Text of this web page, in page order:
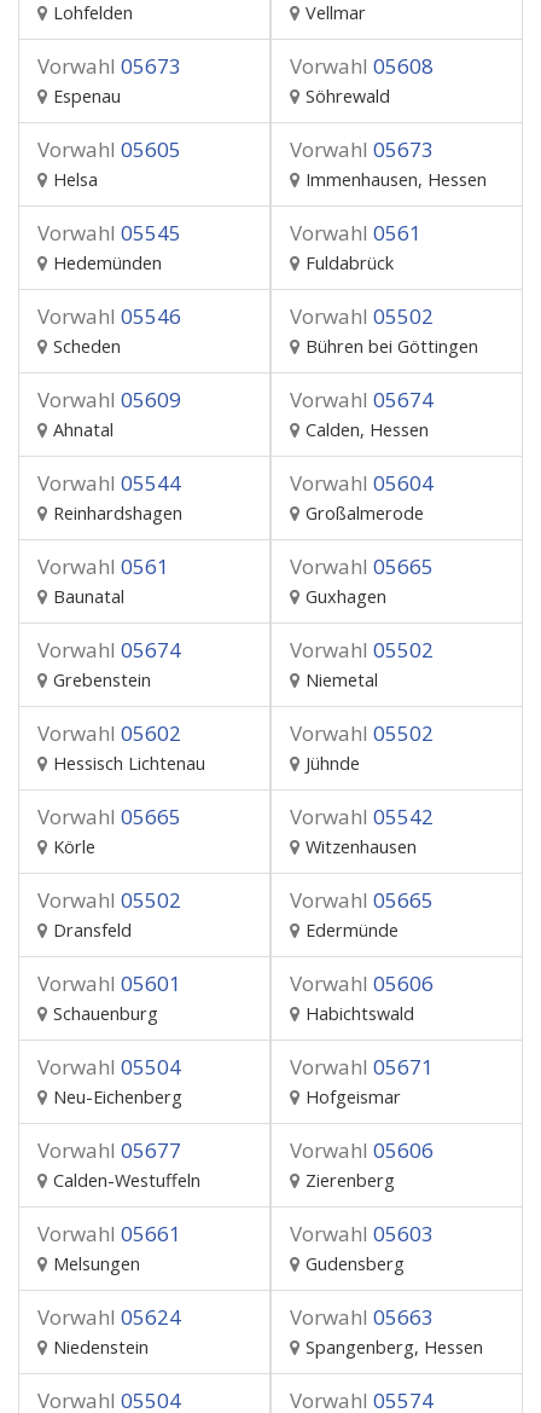
Lohfelden Vellmar
Vorwahl 05673
Espenau
Vorwahl 05608
Söhrewald
Vorwahl 05605
Helsa
Vorwahl 05673
Immenhausen, Hessen
Vorwahl 05545
Hedemünden
Vorwahl 0561
Fuldabrück
Vorwahl 05546
Scheden
Vorwahl 05502
Bühren bei Göttingen
Vorwahl 05609
Ahnatal
Vorwahl 05674
Calden, Hessen
Vorwahl 05544
Reinhardshagen
Vorwahl 05604
Großalmerode
Vorwahl 0561
Baunatal
Vorwahl 05665
Guxhagen
Vorwahl 05674
Grebenstein
Vorwahl 05502
Niemetal
Vorwahl 05602
Hessisch Lichtenau
Vorwahl 05502
Jühnde
Vorwahl 05665
Körle
Vorwahl 05542
Witzenhausen
Vorwahl 05502
Dransfeld
Vorwahl 05665
Edermünde
Vorwahl 05601
Schauenburg
Vorwahl 05606
Habichtswald
Vorwahl 05504
Neu-Eichenberg
Vorwahl 05671
Hofgeismar
Vorwahl 05677
Calden-Westuffeln
Vorwahl 05606
Zierenberg
Vorwahl 05661
Melsungen
Vorwahl 05603
Gudensberg
Vorwahl 05624
Niedenstein
Vorwahl 05663
Spangenberg, Hessen
Vorwahl 05504 Vorwahl 05574